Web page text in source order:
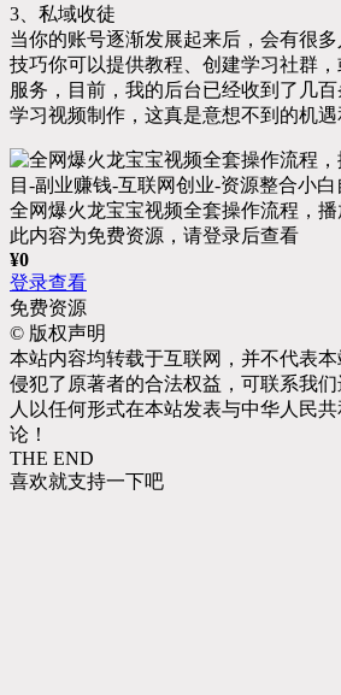
3、私域收徒
当你的账号逐渐发展起来后，会有很
技巧你可以提供教程、创建学习社群
服务，目前，我的后台已经收到了几
学习视频制作，这真是意想不到的机遇
全网爆火龙宝宝视频全套操作流程，播
此内容为免费资源，请登录后查看
¥0
登录查看
免费资源
© 版权声明
本站内容均转载于互联网，并不代表
侵犯了原著者的合法权益，可联系我
人以任何形式在本站发表与中华人民
论！
THE END
喜欢就支持一下吧